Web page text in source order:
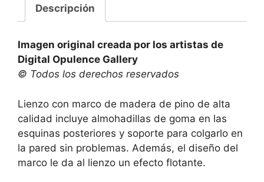
Descripción
Imagen original creada por los artistas de
Digital Opulence Gallery
© Todos los derechos reservados
Lienzo con marco de madera de pino de alta
calidad incluye almohadillas de goma en las
esquinas posteriores y soporte para colgarlo en
la pared sin problemas. Además, el diseño del
marco le da al lienzo un efecto flotante.